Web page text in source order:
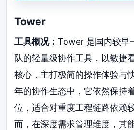
Tower
工具概况：Tower 是国内较早
队的轻量级协作工具，以敏捷
核心，主打极简的操作体验与
年的协作生态中，它依然保持
位，适合对重度工程链路依赖
而，在深度需求管理维度，其